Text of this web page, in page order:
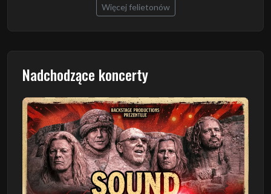
Więcej felietonów
Nadchodzące koncerty